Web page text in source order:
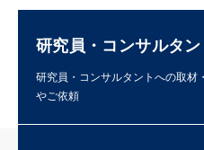
研究員・コンサルタン
研究員・コンサルタントへの取材
やご依頼